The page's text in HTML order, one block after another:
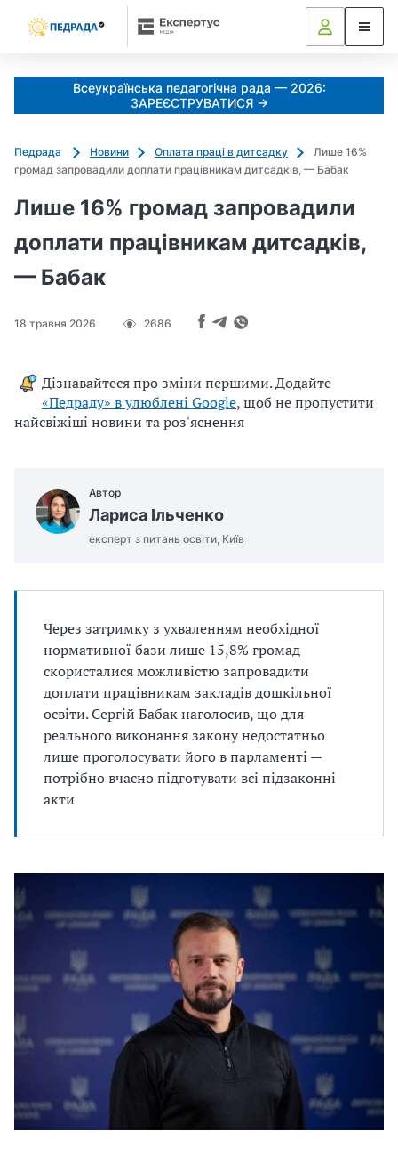
Всеукраїнська педагогічна рада — 2026:
ЗАРЕЄСТРУВАТИСЯ →
Педрада Новини Оплата праці в дитсадку
Лише 16%
громад запровадили доплати працівникам дитсадків, — Бабак
Лише 16% громад запровадили
доплати працівникам дитсадків,
— Бабак
18 травня 2026 2686
Дізнавайтеся про зміни першими. Додайте
«Педраду» в улюблені Google, щоб не пропустити
найсвіжіші новини та роз'яснення
Автор
Лариса Ільченко
експерт з питань освіти, Київ
Через затримку з ухваленням необхідної
нормативної бази лише 15,8% громад
скористалися можливістю запровадити
доплати працівникам закладів дошкільної
освіти. Сергій Бабак наголосив, що для
реального виконання закону недостатньо
лише проголосувати його в парламенті —
потрібно вчасно підготувати всі підзаконні
акти